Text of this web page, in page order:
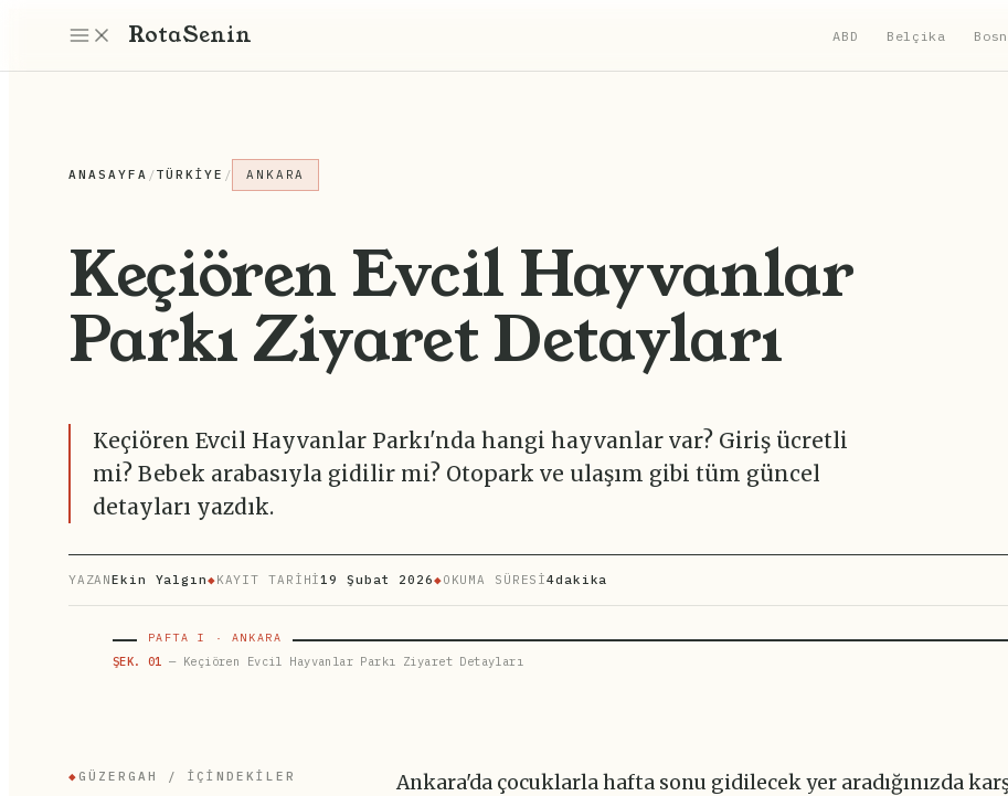
RotaSenin ABD Belçika
ANASAYFA /TÜRKIYE / ANKARA
Keçiören Evcil Hayvanlar
Parkı Ziyaret Detayları
Keçiören Evcil Hayvanlar Parkı'nda hangi hayvanlar var? Giriş ücretli
mi? Bebek arabasıyla gidilir mi? Otopark ve ulaşım gibi tüm güncel
detayları yazdık.
YAZANEkin Yalgın◆KAYIT TARİHİ19 Şubat 2026◆OKUMA SÜRESİ4dakika
PAFTA I · ANKARA
ŞEK. 01 — Keçiören Evcil Hayvanlar Parkı Ziyaret Detayları
◆ GÜZERGAH / İÇINDEKILER
Ankara'da çocuklarla hafta sonu gidilecek yer aradığınızda